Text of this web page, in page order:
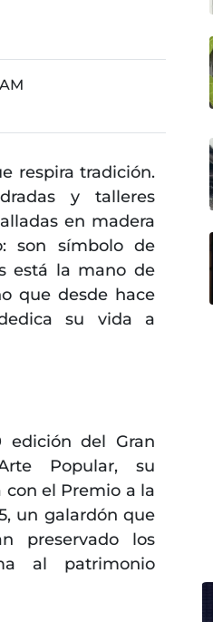
respira tradición.
y talleres
en madera
son símbolo de
está la mano de
que desde hace
su vida a
edición del Gran
Popular, su
el Premio a la
un galardón que
preservado los
al patrimonio